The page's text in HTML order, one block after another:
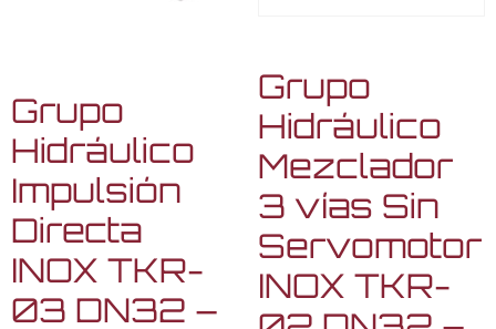
Grupo
Hidráulico
Impulsión
Directa
INOX TKR-
03 DN32 –
Grupo
Hidráulico
Mezclador
3 vías Sin
Servomotor
INOX TKR-